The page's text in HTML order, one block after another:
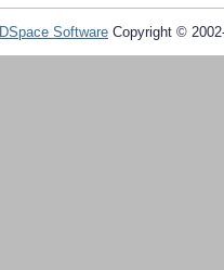
DSpace Software Copyright ©